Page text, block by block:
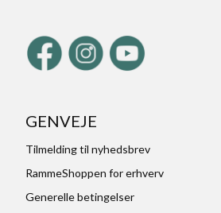
GENVEJE
Tilmelding til nyhedsbrev
RammeShoppen for erhverv
Generelle betingelser